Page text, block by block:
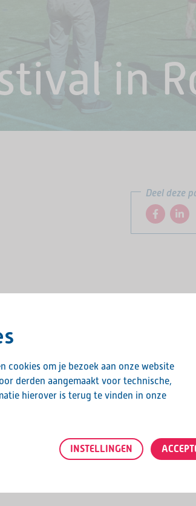
in
de Haan
Deel deze
cookies om je bezoek aan onze website
derden aangemaakt voor technische,
hierover is terug te vinden in onze
INSTELLINGEN